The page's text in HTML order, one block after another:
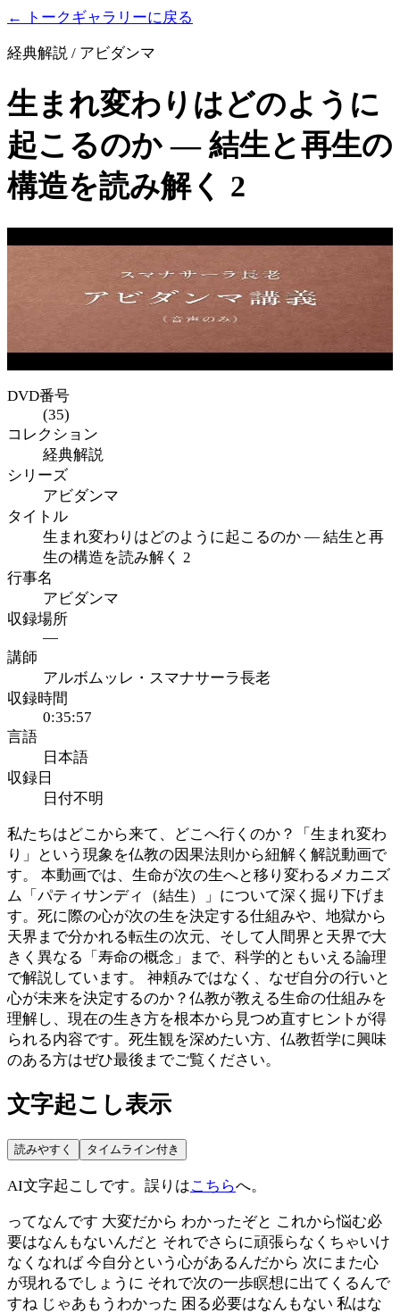
← トークギャラリーに戻る
経典解説 / アビダンマ
生まれ変わりはどのように
起こるのか ― 結生と再生の
構造を読み解く 2
DVD番号
(35)
コレクション
経典解説
シリーズ
アビダンマ
タイトル
生まれ変わりはどのように起こるのか ― 結生と再
生の構造を読み解く 2
行事名
アビダンマ
収録場所
—
講師
アルボムッレ・スマナサーラ長老
収録時間
0:35:57
言語
日本語
収録日
日付不明
私たちはどこから来て、どこへ行くのか？「生まれ変わ
り」という現象を仏教の因果法則から紐解く解説動画で
す。 本動画では、生命が次の生へと移り変わるメカニズ
ム「パティサンディ（結生）」について深く掘り下げま
す。死に際の心が次の生を決定する仕組みや、地獄から
天界まで分かれる転生の次元、そして人間界と天界で大
きく異なる「寿命の概念」まで、科学的ともいえる論理
で解説しています。 神頼みではなく、なぜ自分の行いと
心が未来を決定するのか？仏教が教える生命の仕組みを
理解し、現在の生き方を根本から見つめ直すヒントが得
られる内容です。死生観を深めたい方、仏教哲学に興味
のある方はぜひ最後までご覧ください。
文字起こし表示
読みやすく タイムライン付き
AI文字起こしです。誤りはこちらへ。
ってなんです 大変だから わかったぞと これから悩む必
要はなんもないんだと それでさらに頑張らなくちゃいけ
なくなれば 今自分という心があるんだから 次にまた心
が現れるでしょうに それで次の一歩瞑想に出てくるんで
すね じゃあもうわかった 困る必要はなんもない 私はな